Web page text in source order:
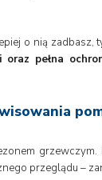
o nią
pełna
przeglądu –